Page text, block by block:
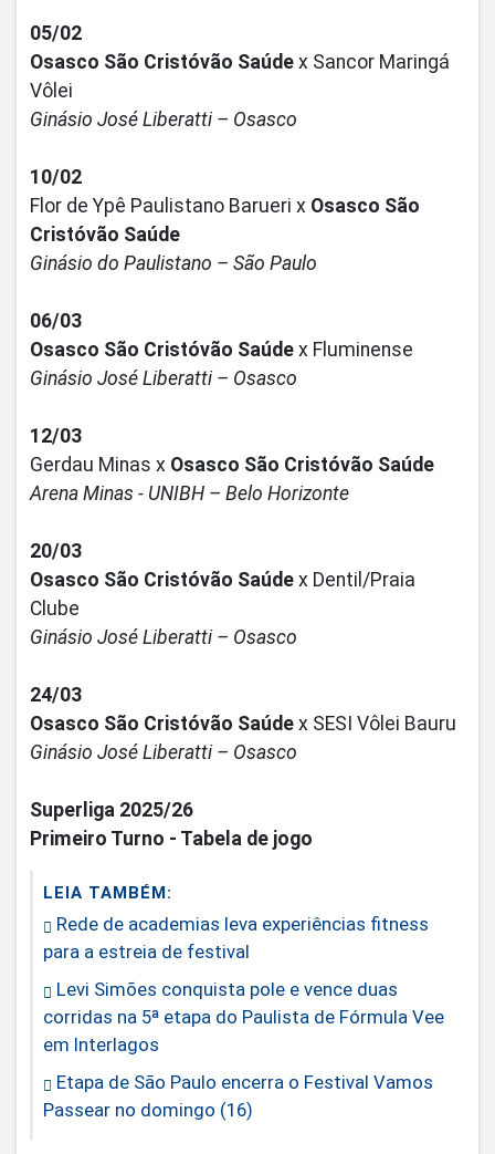
05/02
Osasco São Cristóvão Saúde x Sancor Maringá
Vôlei
Ginásio José Liberatti – Osasco
10/02
Flor de Ypê Paulistano Barueri x Osasco São
Cristóvão Saúde
Ginásio do Paulistano – São Paulo
06/03
Osasco São Cristóvão Saúde x Fluminense
Ginásio José Liberatti – Osasco
12/03
Gerdau Minas x Osasco São Cristóvão Saúde
Arena Minas - UNIBH – Belo Horizonte
20/03
Osasco São Cristóvão Saúde x Dentil/Praia
Clube
Ginásio José Liberatti – Osasco
24/03
Osasco São Cristóvão Saúde x SESI Vôlei Bauru
Ginásio José Liberatti – Osasco
Superliga 2025/26
Primeiro Turno - Tabela de jogo
LEIA TAMBÉM:
Rede de academias leva experiências fitness
para a estreia de festival
Levi Simões conquista pole e vence duas
corridas na 5ª etapa do Paulista de Fórmula Vee
em Interlagos
Etapa de São Paulo encerra o Festival Vamos
Passear no domingo (16)